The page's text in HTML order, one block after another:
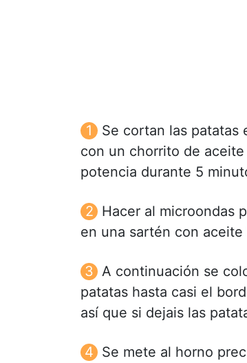
Se cortan las patatas
con un chorrito de
potencia durante 5
Hacer al microondas
en una sartén con
A continuación se
patatas hasta casi el
así que si dejais las
Se mete al horno